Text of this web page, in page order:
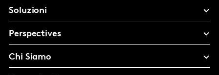
Soluzioni
Perspectives
Chi Siamo